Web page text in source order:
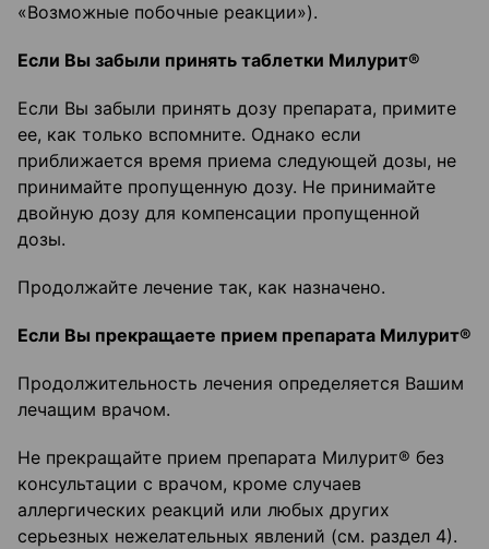
«Возможные побочные реакции»).
Если Вы забыли принять таблетки Милурит®
Если Вы забыли принять дозу препарата, примите
ее, как только вспомните. Однако если
приближается время приема следующей дозы, не
принимайте пропущенную дозу. Не принимайте
двойную дозу для компенсации пропущенной
дозы.
Продолжайте лечение так, как назначено.
Если Вы прекращаете прием препарата Милурит®
Продолжительность лечения определяется Вашим
лечащим врачом.
Не прекращайте прием препарата Милурит® без
консультации с врачом, кроме случаев
аллергических реакций или любых других
серьезных нежелательных явлений (см. раздел 4).